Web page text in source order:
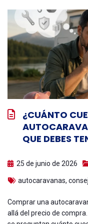
¿CUÁNTO
QUE DEBES
25 de junio de 2026
autocaravanas,
Comprar una
allá del precio de